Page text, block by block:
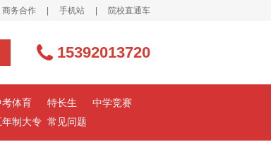
商务合作 手机站 院校直通车
15392013720
考体育
年制大专
特长生
常见问题
中学竞赛